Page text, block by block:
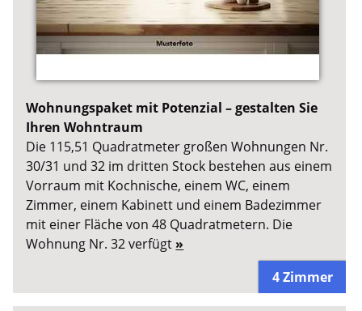
Wohnungspaket mit Potenzial – gestalten Sie
Ihren Wohntraum
Die 115,51 Quadratmeter großen Wohnungen Nr.
30/31 und 32 im dritten Stock bestehen aus einem
Vorraum mit Kochnische, einem WC, einem
Zimmer, einem Kabinett und einem Badezimmer
mit einer Fläche von 48 Quadratmetern. Die
Wohnung Nr. 32 verfügt »
4 Zimmer